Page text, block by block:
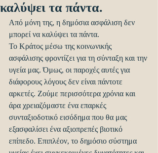
καλύψει τα πάντα.
Από μόνη της, η δημόσια ασφάλιση δεν
μπορεί να καλύψει τα πάντα.
Το Κράτος μέσω της κοινωνικής
ασφάλισης φροντίζει για τη σύνταξη και την
υγεία μας. Όμως, οι παροχές αυτές για
διάφορους λόγους δεν είναι πάντοτε
αρκετές. Ζούμε περισσότερα χρόνια και
άρα χρειαζόμαστε ένα επαρκές
συνταξιοδοτικό εισόδημα που θα μας
εξασφαλίσει ένα αξιοπρεπές βιοτικό
επίπεδο. Επιπλέον, το δημόσιο σύστημα